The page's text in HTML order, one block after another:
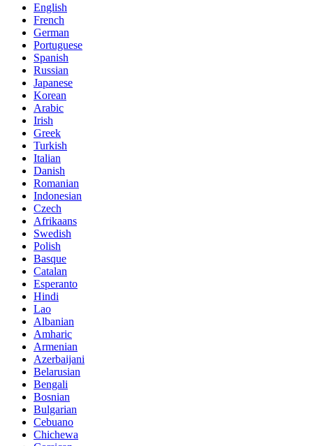
English
French
German
Portuguese
Spanish
Russian
Japanese
Korean
Arabic
Irish
Greek
Turkish
Italian
Danish
Romanian
Indonesian
Czech
Afrikaans
Swedish
Polish
Basque
Catalan
Esperanto
Hindi
Lao
Albanian
Amharic
Armenian
Azerbaijani
Belarusian
Bengali
Bosnian
Bulgarian
Cebuano
Chichewa